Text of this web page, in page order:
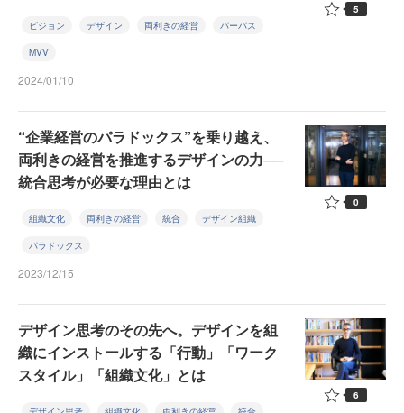
ビジョン デザイン 両利きの経営 パーパス
MVV
2024/01/10
5
“企業経営のパラドックス”を乗り越え、
両利きの経営を推進するデザインの力──
統合思考が必要な理由とは
組織文化 両利きの経営 統合 デザイン組織
パラドックス
2023/12/15
0
デザイン思考のその先へ。デザインを組
織にインストールする「行動」「ワーク
スタイル」「組織文化」とは
6